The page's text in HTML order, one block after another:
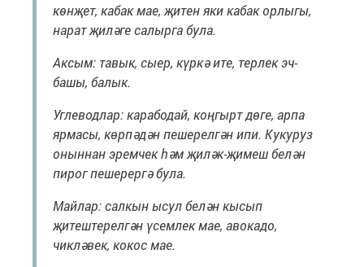
көнҗет, кабак мае, җитен яки кабак орлыгы,
нарат җиләге салырга була.
Аксым: тавык, сыер, күркә ите, терлек эч-
башы, балык.
Углеводлар: карабодай, коңгырт дөге, арпа
ярмасы, көрпәдән пешерелгән ипи. Кукуруз
оныннан эремчек һәм җиләк-җимеш белән
пирог пешерергә була.
Майлар: салкын ысул белән кысып
җитештерелгән үсемлек мае, авокадо,
чикләвек, кокос мае.